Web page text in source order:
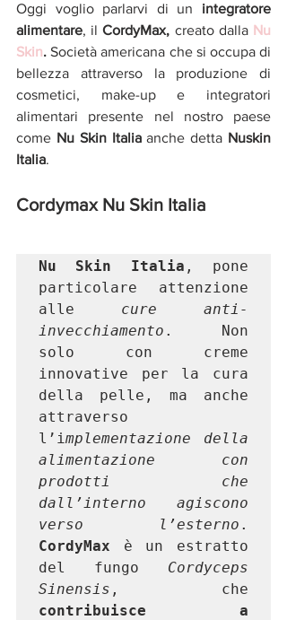
Oggi voglio parlarvi di un integratore
alimentare, il CordyMax, creato dalla Nu
Skin. Società americana che si occupa di
bellezza attraverso la produzione di
cosmetici, make-up e integratori
alimentari presente nel nostro paese
come Nu Skin Italia anche detta Nuskin
Italia.
Cordymax Nu Skin Italia
Nu Skin Italia , pone
particolare attenzione
alle cure anti-
invecchiamento . Non
solo con creme
innovative per la cura
della pelle, ma anche
attraverso
l’implementazione della
alimentazione con
prodotti che
dall’interno agiscono
verso l’esterno
CordyMax è un estratto
del fungo Cordyceps
Sinensis
contribuisce a